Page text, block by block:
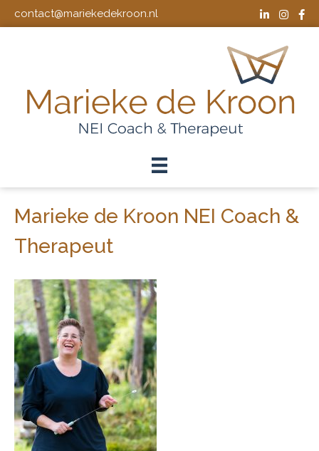
contact@mariekedekroon.nl
Marieke de Kroon NEI Coach &
Therapeut